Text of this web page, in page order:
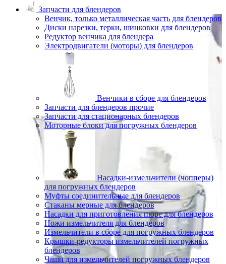
Запчасти для блендеров
Венчик, только металлическая часть для блендеров
Диски нарезки, терки, шинковки для блендеров
Редуктор венчика для блендера
Электродвигатели (моторы) для блендеров
Венчики в сборе для блендеров
Запчасти для блендеров прочие
Запчасти для стационарных блендеров
Моторные блоки для погружных блендеров
Насадки-измельчители (чопперы)
для погружных блендеров
Муфты соединительные для блендеров
Стаканы мерные для блендеров
Насадки для приготовления пюре для блендеров
Ножи измельчителя для блендеров
Измельчители в сборе для погружных блендеров
Крышки-редукторы измельчителей погружных
блендеров
Чаши для измельчителей погружных блендеров